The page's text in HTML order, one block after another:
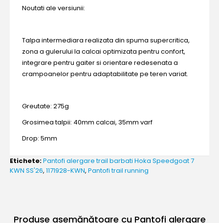
Noutati ale versiunii:
Talpa intermediara realizata din spuma supercritica,
zona a gulerului la calcai optimizata pentru confort,
integrare pentru gaiter si orientare redesenata a
crampoanelor pentru adaptabilitate pe teren variat.
Greutate: 275g
Grosimea talpii: 40mm calcai, 35mm varf
Drop: 5mm
Etichete:Pantofi alergare trail barbati Hoka Speedgoat 7
KWN SS'26, 1171928-KWN, Pantofi trail running
Produse asemănătoare cu Pantofi alergare